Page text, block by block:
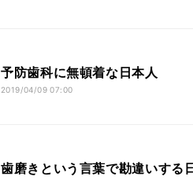
予防歯科に無頓着な日本人
2019/04/09 07:00
歯磨きという言葉で勘違いする